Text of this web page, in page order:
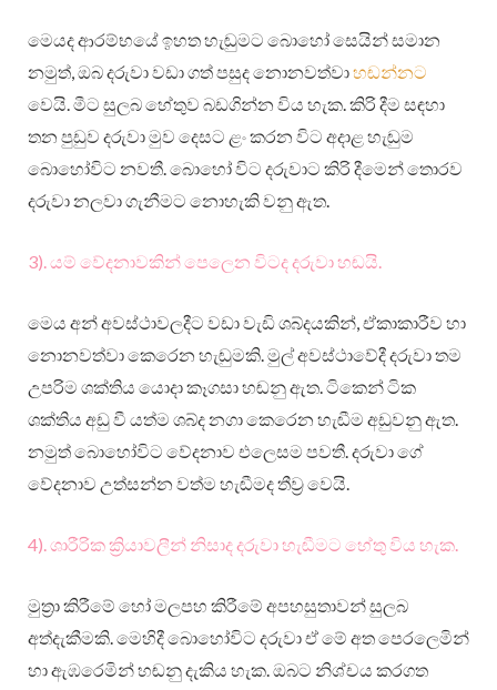
මෙයද ආරම්භයේ ඉහත හැඬුමට බොහෝ සෙයින් සමාන
නමුත්, ඔබ දරුවා වඩා ගත් පසුද නොනවත්වාහඬන්නට
වෙයි. මීට සුලබ හේතුව බඩගින්න විය හැක. කිරි දීම සඳහා
තන පුඩුව දරුවා මුව දෙසට ළං කරන විට අදාළ හැඬුම
බොහෝවිට නවතී. බොහෝ විට දරුවාට කිරි දීමෙන් තොරව
දරුවා නලවා ගැනීමට නොහැකි වනු ඇත.
3). යම් වේදනාවකින් පෙලෙන විටද දරුවා හඬයි.
මෙය අන් අවස්ථාවලදීට වඩා වැඩි ශබ්දයකින්, ඒකාකාරීව හා
නොනවත්වා කෙරෙන හැඬුමකි. මුල් අවස්ථාවේදී දරුවා තම
උපරිම ශක්තිය යොදා කෑගසා හඬනු ඇත. ටිකෙන් ටික
ශක්තිය අඩු වී යත්ම ශබ්ද නගා කෙරෙන හැඬීම අඩුවනු ඇත.
නමුත් බොහෝවිට වේදනාව එලෙසම පවතී. දරුවා ගේ
වේදනාව උත්සන්න වත්ම හැඬීමද තීව්‍ර වෙයි.
4). ශාරීරික ක්‍රියාවලීන් නිසාද දරුවා හැඬීමට හේතු විය හැක.
මුත්‍රා කිරීමේ හෝ මලපහ කිරීමේ අපහසුතාවන් සුලබ
අත්දැකීමකි. මෙහිදී බොහෝවිට දරුවා ඒ මේ අත පෙරලෙමින්
හා ඇඹරෙමින් හඬනු දැකිය හැක. ඔබට නිශ්චය කරගත